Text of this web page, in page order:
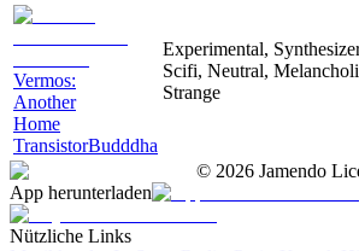
Vermos:
Another
Home
TransistorBudddha
Experimental,
Scifi, Neutral,
Strange
© 2026 Jamendo
App herunterladen
Nützliche Links